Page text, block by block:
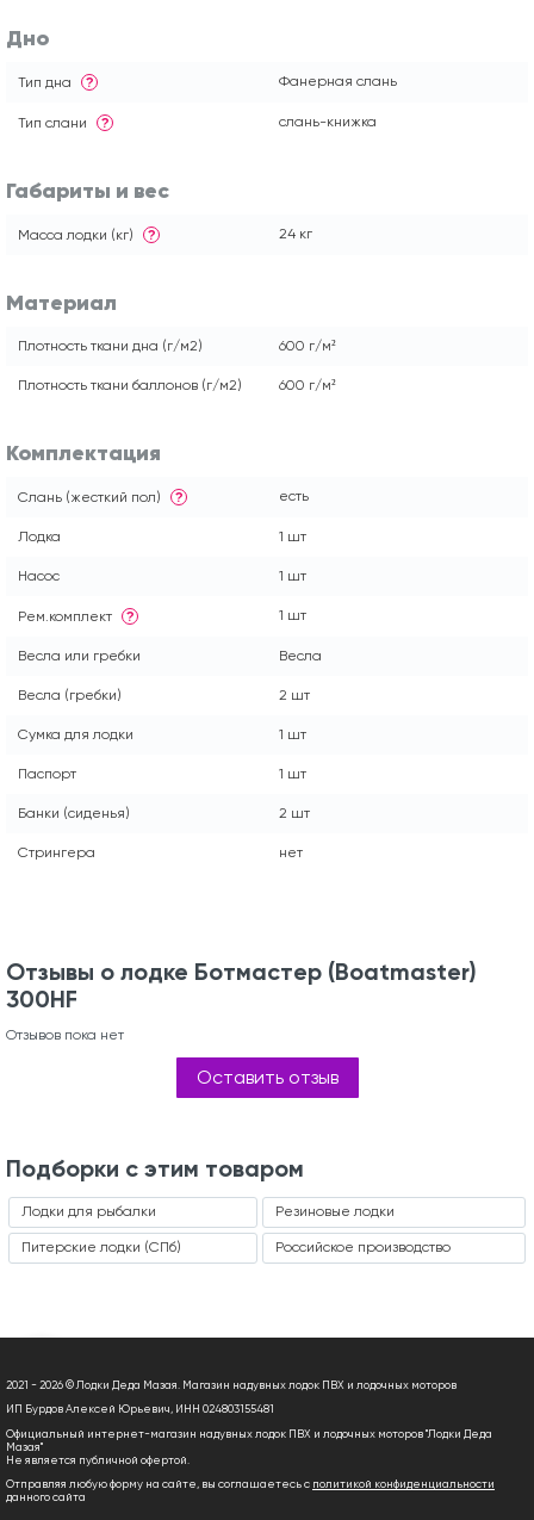
Дно
Тип дна ? Фанерная слань
Тип слани ? слань-книжка
Габариты и вес
Масса лодки (кг) ? 24 кг
Материал
Плотность ткани дна (г/м2) 600 г/м²
Плотность ткани баллонов (г/м2) 600 г/м²
Комплектация
Слань (жесткий пол) ? есть
Лодка 1 шт
Насос 1 шт
Рем.комплект ? 1 шт
Весла или гребки Весла
Весла (гребки) 2 шт
Сумка для лодки 1 шт
Паспорт 1 шт
Банки (сиденья) 2 шт
Стрингера нет
Отзывы о лодке Ботмастер (Boatmaster)
300HF
Отзывов пока нет
Оставить отзыв
Подборки с этим товаром
Лодки для рыбалки
Питерские лодки (СПб)
Резиновые лодки
Российское производство
2021 - 2026 © Лодки Деда Мазая. Магазин надувных лодок ПВХ и лодочных моторов
ИП Бурдов Алексей Юрьевич, ИНН 024803155481
Официальный интернет-магазин надувных лодок ПВХ и лодочных моторов "Лодки Деда
Мазая"
Не является публичной офертой.
Отправляя любую форму на сайте, вы соглашаетесь с политикой конфиденциальности
данного сайта